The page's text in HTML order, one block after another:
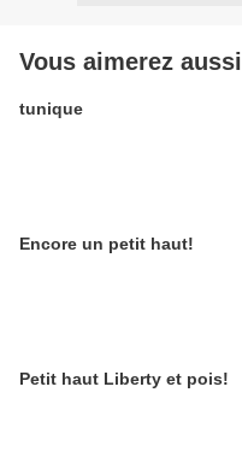
Vous aimerez aussi
tunique
Encore un petit haut!
Petit haut Liberty et pois!